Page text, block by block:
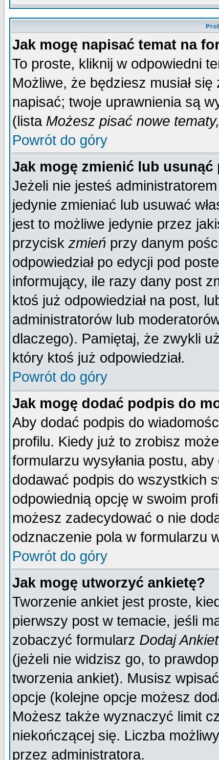
Jak mogę napisać temat na
To proste, kliknij w odpowiedni
Możliwe, że będziesz musiał
napisać; twoje uprawnienia są
(lista Możesz pisać nowe
Powrót do góry
Jak mogę zmienić lub usunąć
Jeżeli nie jesteś
jedynie zmieniać lub usuwać
jest to możliwe jedynie przez
przycisk zmień przy danym
odpowiedział po edycji pod
informujący, ile razy dany post
ktoś już odpowiedział na post,
administratorów lub
dlaczego). Pamiętaj, że zwykli
który ktoś już odpowiedział.
Powrót do góry
Jak mogę dodać podpis do
Aby dodać podpis do
profilu. Kiedy już to zrobisz
formularzu wysyłania postu,
dodawać podpis do wszystkich
odpowiednią opcję w swoim
możesz zadecydować o nie
odznaczenie pola w formularzu
Powrót do góry
Jak mogę utworzyć ankietę?
Tworzenie ankiet jest proste,
pierwszy post w temacie, jeśli
zobaczyć formularz Dodaj
(jeżeli nie widzisz go, to
tworzenia ankiet). Musisz
opcje (kolejne opcje możesz
Możesz także wyznaczyć limit
niekończącej się. Liczba
przez administratora.